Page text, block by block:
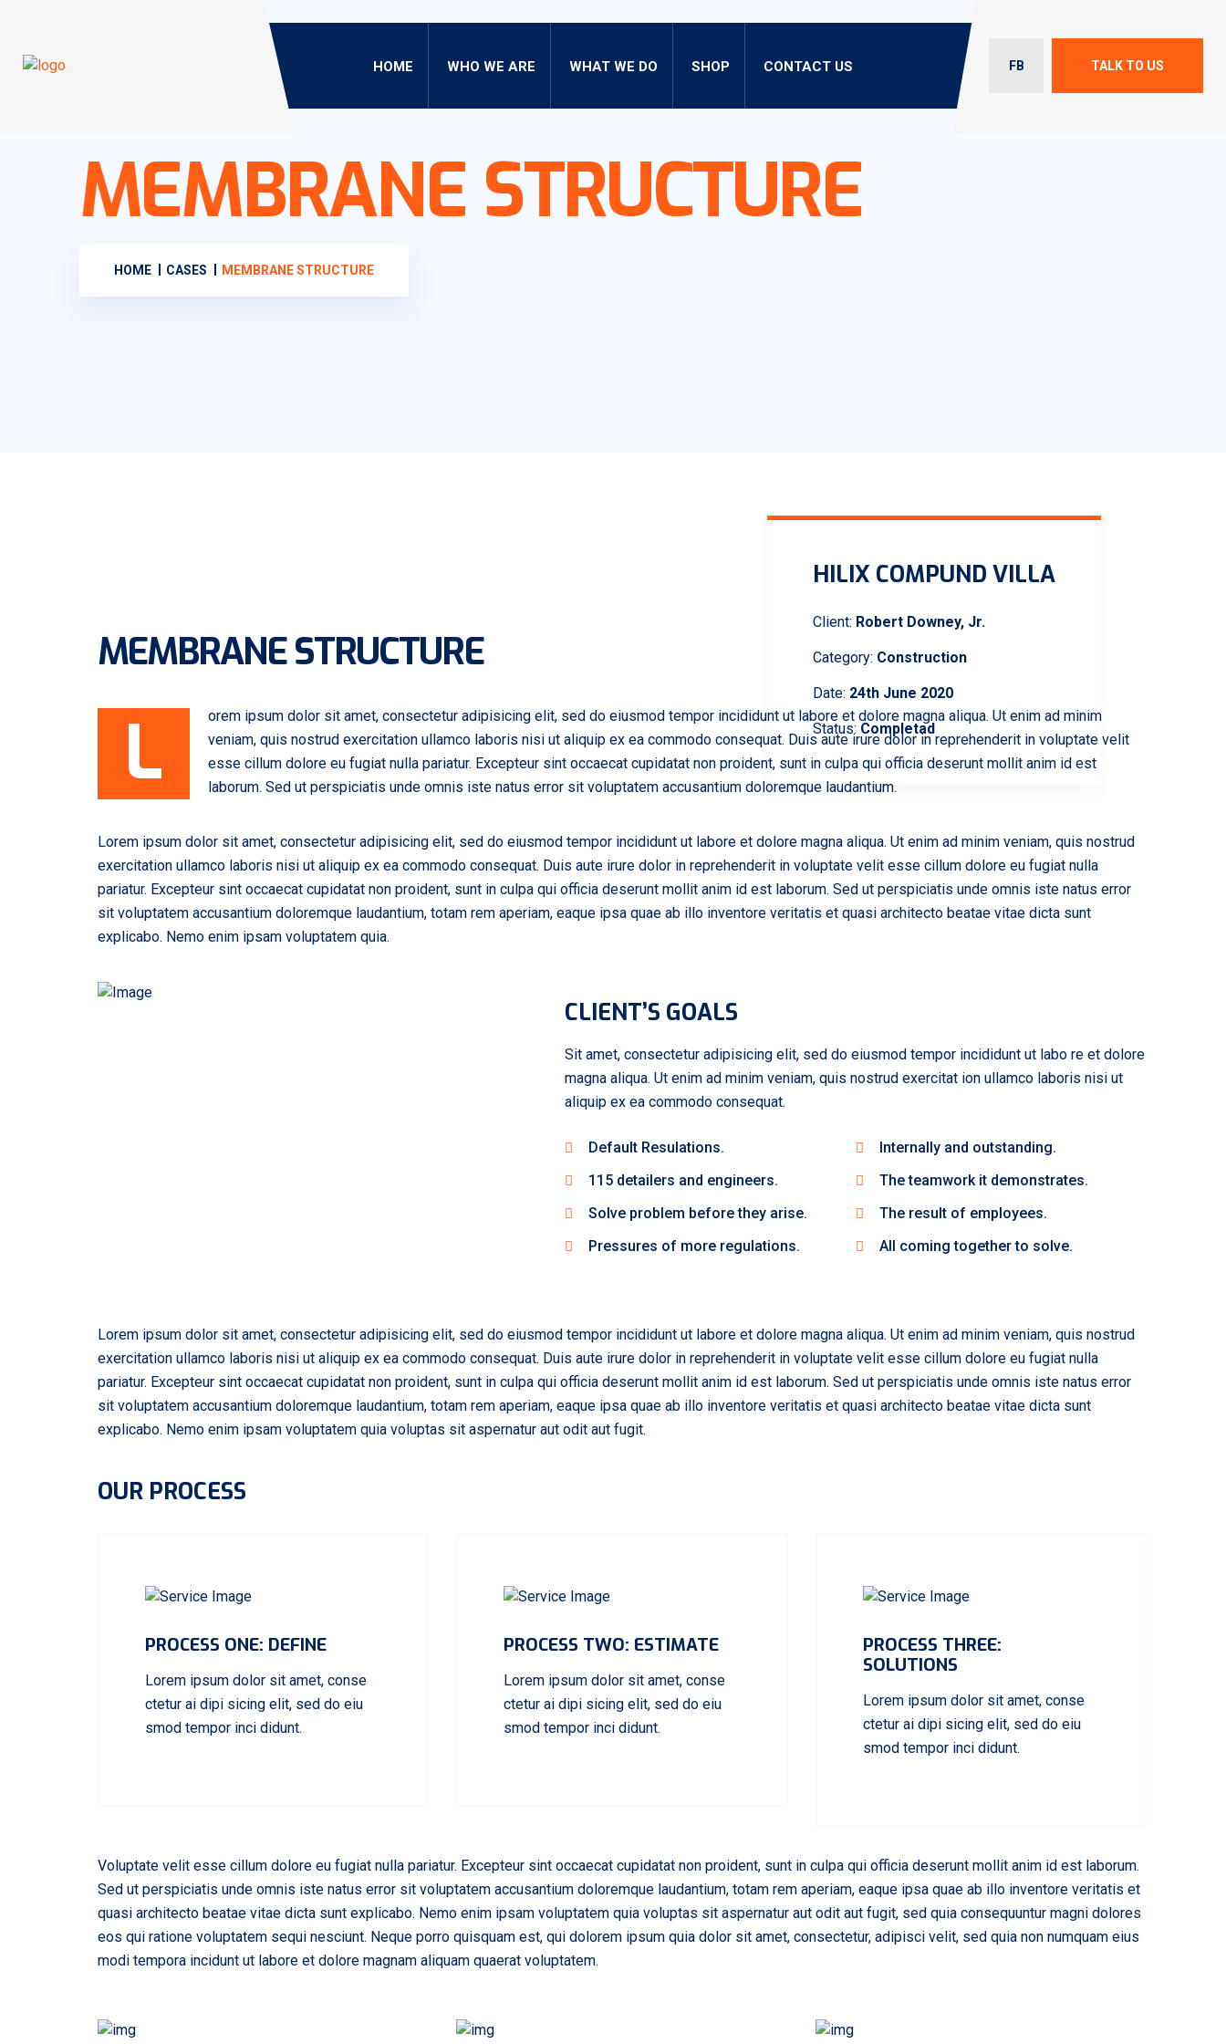
HOME WHO WE ARE WHAT WE DO SHOP CONTACT US FB TALK TO US
MEMBRANE STRUCTURE
HOME CASES MEMBRANE STRUCTURE
HILIX COMPUND VILLA
Client: Robert Downey, Jr.
Category: Construction
Date: 24th June 2020
Status: Completad
MEMBRANE STRUCTURE
L
orem ipsum dolor sit amet, consectetur adipisicing elit, sed do eiusmod tempor incididunt ut labore et dolore magna aliqua. Ut enim ad minim
veniam, quis nostrud exercitation ullamco laboris nisi ut aliquip ex ea commodo consequat. Duis aute irure dolor in reprehenderit in voluptate velit
esse cillum dolore eu fugiat nulla pariatur. Excepteur sint occaecat cupidatat non proident, sunt in culpa qui officia deserunt mollit anim id est
laborum. Sed ut perspiciatis unde omnis iste natus error sit voluptatem accusantium doloremque laudantium.
Lorem ipsum dolor sit amet, consectetur adipisicing elit, sed do eiusmod tempor incididunt ut labore et dolore magna aliqua. Ut enim ad minim veniam, quis nostrud
exercitation ullamco laboris nisi ut aliquip ex ea commodo consequat. Duis aute irure dolor in reprehenderit in voluptate velit esse cillum dolore eu fugiat nulla
pariatur. Excepteur sint occaecat cupidatat non proident, sunt in culpa qui officia deserunt mollit anim id est laborum. Sed ut perspiciatis unde omnis iste natus error
sit voluptatem accusantium doloremque laudantium, totam rem aperiam, eaque ipsa quae ab illo inventore veritatis et quasi architecto beatae vitae dicta sunt
explicabo. Nemo enim ipsam voluptatem quia.
CLIENT’S GOALS
Sit amet, consectetur adipisicing elit, sed do eiusmod tempor incididunt ut labo re et dolore
magna aliqua. Ut enim ad minim veniam, quis nostrud exercitat ion ullamco laboris nisi ut
aliquip ex ea commodo consequat.
Default Resulations.
Internally and outstanding.
115 detailers and engineers.
The teamwork it demonstrates.
Solve problem before they arise.
The result of employees.
Pressures of more regulations.
All coming together to solve.
Lorem ipsum dolor sit amet, consectetur adipisicing elit, sed do eiusmod tempor incididunt ut labore et dolore magna aliqua. Ut enim ad minim veniam, quis nostrud
exercitation ullamco laboris nisi ut aliquip ex ea commodo consequat. Duis aute irure dolor in reprehenderit in voluptate velit esse cillum dolore eu fugiat nulla
pariatur. Excepteur sint occaecat cupidatat non proident, sunt in culpa qui officia deserunt mollit anim id est laborum. Sed ut perspiciatis unde omnis iste natus error
sit voluptatem accusantium doloremque laudantium, totam rem aperiam, eaque ipsa quae ab illo inventore veritatis et quasi architecto beatae vitae dicta sunt
explicabo. Nemo enim ipsam voluptatem quia voluptas sit aspernatur aut odit aut fugit.
OUR PROCESS
PROCESS ONE: DEFINE
Lorem ipsum dolor sit amet, conse
ctetur ai dipi sicing elit, sed do eiu
smod tempor inci didunt.
PROCESS TWO: ESTIMATE
Lorem ipsum dolor sit amet, conse
ctetur ai dipi sicing elit, sed do eiu
smod tempor inci didunt.
PROCESS THREE:
SOLUTIONS
Lorem ipsum dolor sit amet, conse
ctetur ai dipi sicing elit, sed do eiu
smod tempor inci didunt.
Voluptate velit esse cillum dolore eu fugiat nulla pariatur. Excepteur sint occaecat cupidatat non proident, sunt in culpa qui officia deserunt mollit anim id est laborum.
Sed ut perspiciatis unde omnis iste natus error sit voluptatem accusantium doloremque laudantium, totam rem aperiam, eaque ipsa quae ab illo inventore veritatis et
quasi architecto beatae vitae dicta sunt explicabo. Nemo enim ipsam voluptatem quia voluptas sit aspernatur aut odit aut fugit, sed quia consequuntur magni dolores
eos qui ratione voluptatem sequi nesciunt. Neque porro quisquam est, qui dolorem ipsum quia dolor sit amet, consectetur, adipisci velit, sed quia non numquam eius
modi tempora incidunt ut labore et dolore magnam aliquam quaerat voluptatem.